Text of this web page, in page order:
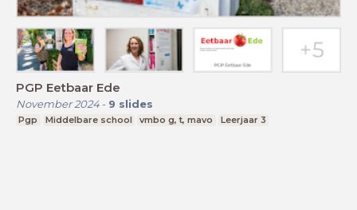
PGP Eetbaar Ede
November 2024- 9 slides
Pgp Middelbare school vmbo g, t, mavo Leerjaar 3